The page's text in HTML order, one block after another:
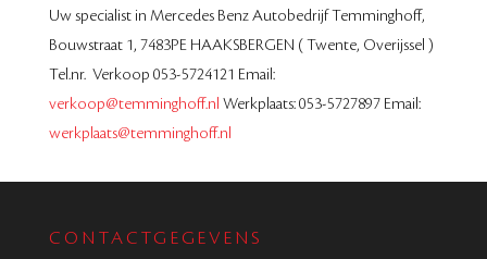
Uw specialist in Mercedes Benz Autobedrijf Temminghoff,
Bouwstraat 1, 7483PE HAAKSBERGEN ( Twente, Overijssel )
Tel.nr. Verkoop 053-5724121 Email:
verkoop@temminghoff.nl Werkplaats: 053-5727897 Email:
werkplaats@temminghoff.nl
CONTACTGEGEVENS